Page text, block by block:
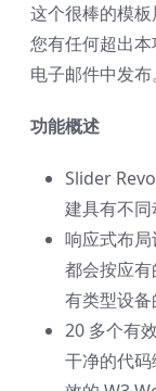
这个很棒的模
您有任何超出
电子邮件中发
功能概述
Slider
建具有不
响应式布
都会按应
有类型设备
20 多个有
干净的代